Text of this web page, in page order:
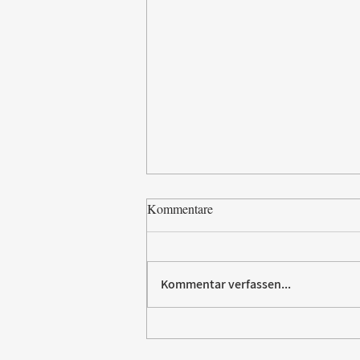
Villeroy & Boch erhält SBTi-
Kommentare
Kommentar verfassen...